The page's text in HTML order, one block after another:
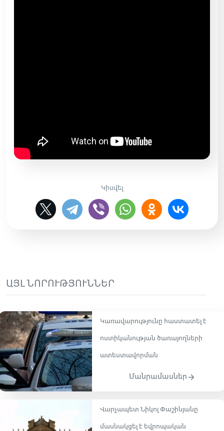
Կիսվել
ԱՅԼ ՆՈՐՈՒԹՅՈՒՆՆԵՐ
Կառավարությունը հաստատել է
ոստիկանության ծառայողների
ատեստավորման
Մանրամասներ
Վարչապետ Նիկոլ Փաշինյանը
մասնակցել է եվրոպական